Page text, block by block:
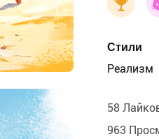
Стили
Реализм
58
963